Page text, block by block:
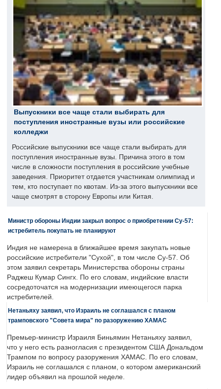
Выпускники все чаще стали выбирать для
поступления иностранные вузы или российские
колледжи
Российские выпускники все чаще стали выбирать для
поступления иностранные вузы. Причина этого в том
числе в сложности поступления в российские учебные
заведения. Приоритет отдается участникам олимпиад и
тем, кто поступает по квотам. Из-за этого выпускники все
чаще смотрят в сторону Европы или Китая.
Министр обороны Индии закрыл вопрос о приобретении Су-57:
истребитель покупать не планируют
Индия не намерена в ближайшее время закупать новые
российские истребители "Сухой", в том числе Су-57. Об
этом заявил секретарь Министерства обороны страны
Раджеш Кумар Сингх. По его словам, индийские власти
сосредоточатся на модернизации имеющегося парка
истребителей.
Нетаньяху заявил, что Израиль не соглашался с планом
трамповского "Совета мира" по разоружению ХАМАС
Премьер-министр Израиля Биньямин Нетаньяху заявил,
что у него есть разногласия с президентом США Дональдом
Трампом по вопросу разоружения ХАМАС. По его словам,
Израиль не соглашался с планом, о котором американский
лидер объявил на прошлой неделе.